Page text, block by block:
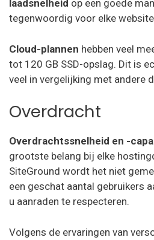
laadsnelheid op een goede
tegenwoordig voor elke
Cloud-plannen hebben veel
tot 120 GB SSD-opslag. Dit is
veel in vergelijking met andere
Overdracht
Overdrachtssnelheid en -
grootste belang bij elke
SiteGround wordt het niet
een geschat aantal gebruikers
u aanraden te respecteren.
Volgens de ervaringen van